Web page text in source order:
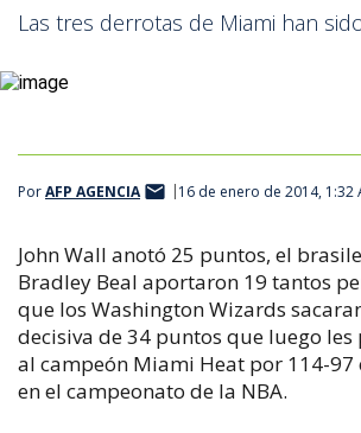
Las tres derrotas de Miami han
PorAFP AGENCIA 16 de enero de 2014, 1:32
John Wall anotó 25 puntos, el
Bradley Beal aportaron 19 tantos
que los Washington Wizards
decisiva de 34 puntos que luego
al campeón Miami Heat por 114-97
en el campeonato de la NBA.